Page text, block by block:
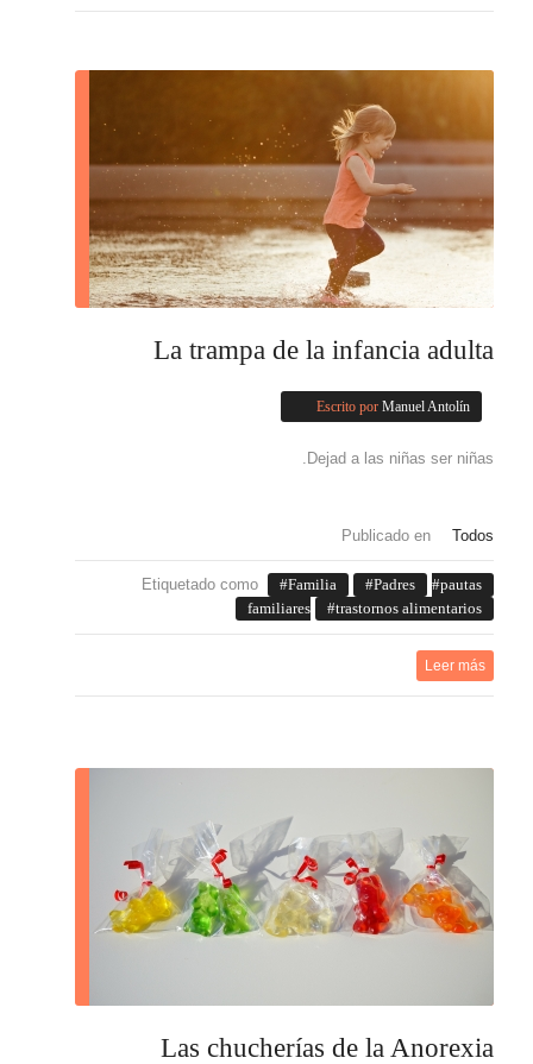
La trampa de la infancia adulta
Escrito por Manuel Antolín
Dejad a las niñas ser niñas.
Publicado en Todos
Etiquetado como Familia Padres
pautas
familiares
trastornos alimentarios
Leer más
Las chucherías de la Anorexia